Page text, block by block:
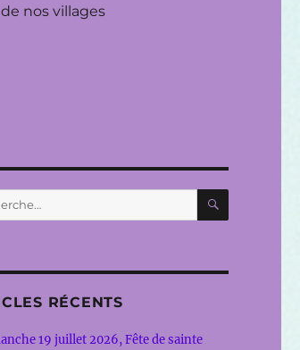
nos villages
RÉCENTS
19 juillet 2026, Fête de sainte